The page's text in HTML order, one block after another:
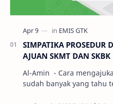
SIMPATIKA PROSEDUR
AJUAN SKMT DAN SKBK
Al-Amin - Cara mengajukan SKMT dan
sudah banyak yang tahu